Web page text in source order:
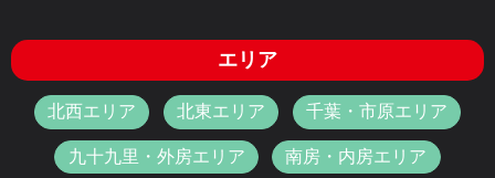
エリア
北西エリア 北東エリア 千葉・市原エリア
九十九里・外房エリア 南房・内房エリア